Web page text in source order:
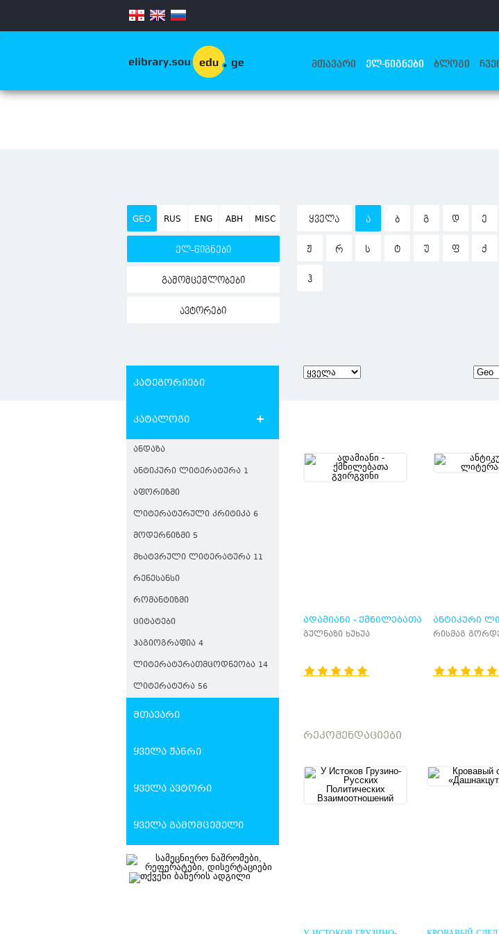
.
ᲛᲗᲐᲕᲐᲠᲘ ᲔᲚ-ᲬᲘᲒᲜᲔᲑᲘ ᲑᲚᲝᲒᲘ
GEO RUS ENG ABH MISC
ელ-წიგნები
გამომცემლობები
ავტორები
ᲧᲕᲔᲚᲐ Ა Ბ Გ Დ Ე
Ჟ Რ Ს Ტ Უ Ფ Ქ
Ჰ
კატეგორიები
კატალოგი
ᲐᲜᲓᲐᲖᲐ
ᲐᲜᲢᲘᲙᲣᲠᲘ ᲚᲘᲢᲔᲠᲐᲢᲣᲠᲐ 1
ᲐᲤᲝᲠᲘᲖᲛᲘ
ᲚᲘᲢᲔᲠᲐᲢᲣᲠᲣᲚᲘ ᲙᲠᲘᲢᲘᲙᲐ 6
ᲛᲝᲓᲔᲠᲜᲘᲖᲛᲘ 5
ᲛᲮᲐᲢᲕᲠᲣᲚᲘ ᲚᲘᲢᲔᲠᲐᲢᲣᲠᲐ 11
ᲠᲔᲜᲔᲡᲐᲜᲡᲘ
ᲠᲝᲛᲐᲜᲢᲘᲖᲛᲘ
ᲪᲘᲢᲐᲢᲔᲑᲘ
ᲰᲐᲒᲘᲝᲒᲠᲐᲤᲘᲐ 4
ᲚᲘᲢᲔᲠᲐᲢᲣᲠᲐᲗᲛᲪᲝᲓᲜᲔᲝᲑᲐ 14
ᲚᲘᲢᲔᲠᲐᲢᲣᲠᲐ 56
მთავარი
ყველა ჟანრი
ყველა ავტორი
ყველა გამომცემელი
ᲐᲓᲐᲛᲘᲐᲜᲘ - ᲥᲛᲜᲘᲚᲔᲑᲐᲗᲐ
ᲒᲕᲘᲠᲒᲕᲘᲜᲘ
გულნაზი ხუხუა
ᲐᲜᲢᲘᲙᲣᲠᲘ
რისმაგ
ᲠᲔᲙᲝᲛᲔᲜᲓᲐᲪᲘᲔᲑᲘ